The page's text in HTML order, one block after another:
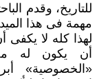
للتاريخ، وقدم
مهمة فى هذا
لهذا كله لا يكفى
أن يكون له
«الخصوصية»